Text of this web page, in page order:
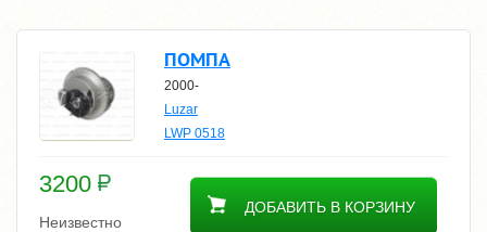
ПОМПА
2000-
Luzar
LWP 0518
3200
ДОБАВИТЬ В КОРЗИНУ
Неизвестно